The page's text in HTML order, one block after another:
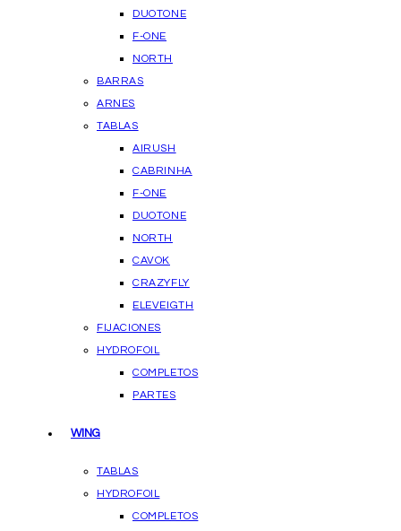
DUOTONE
F-ONE
NORTH
BARRAS
ARNES
TABLAS
AIRUSH
CABRINHA
F-ONE
DUOTONE
NORTH
CAVOK
CRAZYFLY
ELEVEIGTH
FIJACIONES
HYDROFOIL
COMPLETOS
PARTES
WING
TABLAS
HYDROFOIL
COMPLETOS